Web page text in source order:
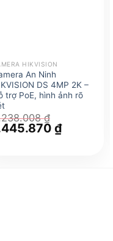
HIKVISION
An Ninh
DS 4MP 2K –
trợ PoE, hình ảnh rõ
₫
₫Giá
hiện